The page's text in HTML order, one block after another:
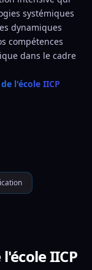
systémiques
dynamiques
compétences
dans le cadre
l'école IICP
IICP